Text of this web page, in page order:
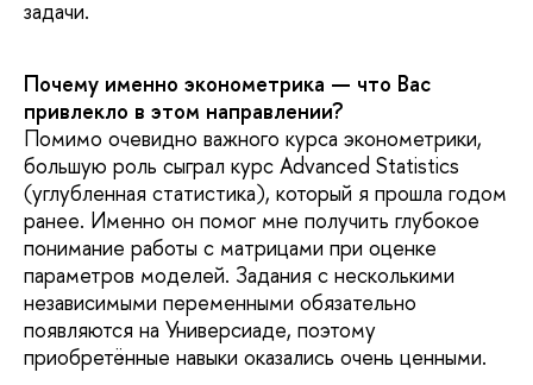
задачи.
Почему именно эконометрика — что Вас
привлекло в этом направлении?
Помимо очевидно важного курса эконометрики,
большую роль сыграл курс Advanced Statistics
(углубленная статистика), который я прошла годом
ранее. Именно он помог мне получить глубокое
понимание работы с матрицами при оценке
параметров моделей. Задания с несколькими
независимыми переменными обязательно
появляются на Универсиаде, поэтому
приобретённые навыки оказались очень ценными.